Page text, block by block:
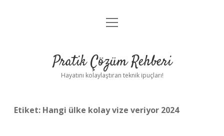
Anasayfa
Yasal Uyarı
menüyü
Pratik Çözüm Rehberi
Hayatını kolaylaştıran teknik ipuçları!
Etiket: Hangi ülke kolay vize veriyor 2024